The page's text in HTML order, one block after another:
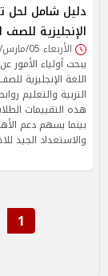
دليل شامل لحل
الإنجليزية للصف
الأربعاء 05/مارس/2025 - 01:10 ص
يبحث أولياء الأمور
اللغة الإنجليزية
التربية والتعليم
هذه التقييمات
بينما يسهم دعم
والاستعداد الجيد
1